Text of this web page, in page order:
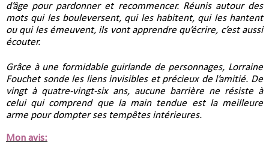
d’âge pour pardonner et recommencer. Réunis autour des
mots qui les bouleversent, qui les habitent, qui les hantent
ou qui les émeuvent, ils vont apprendre qu’écrire, c’est aussi
écouter.
Grâce à une formidable guirlande de personnages, Lorraine
Fouchet sonde les liens invisibles et précieux de l’amitié. De
vingt à quatre-vingt-six ans, aucune barrière ne résiste à
celui qui comprend que la main tendue est la meilleure
arme pour dompter ses tempêtes intérieures.
Mon avis: